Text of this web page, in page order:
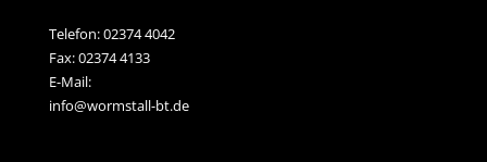
Telefon:02374 4042
Fax: 02374 4133
E-Mail:
info@wormstall-bt.de